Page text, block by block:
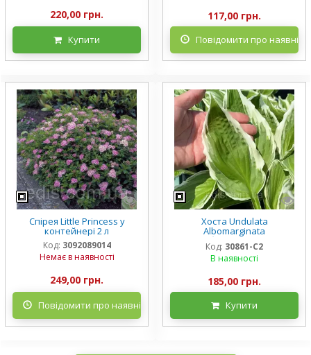
220,00 грн.
Купити
117,00 грн.
Повідомити про
Спірея Little Princess у
контейнері 2 л
Код: 3092089014
Немає в наявності
249,00 грн.
Повідомити про наявність
Хоста Undulata
Albomarginata
(Альбомарджината)
контейнер 2 л, 3/+ розетки
Код: 30861-С2
В наявності
185,00 грн.
Купити